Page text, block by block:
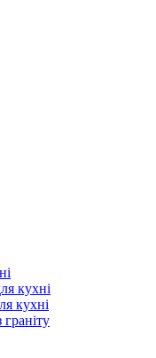
кухні
кухні
граніту